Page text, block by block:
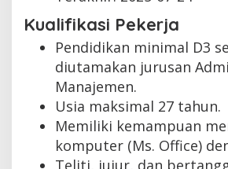
Kualifikasi Pekerja
Pendidikan minimal D3
diutamakan jurusan
Manajemen.
Usia maksimal 27 tahun.
Memiliki kemampuan
komputer (Ms. Office)
Teliti, jujur, dan